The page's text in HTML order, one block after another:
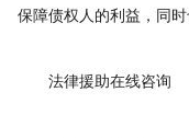
保障债权人的利益，同
法律援助在线咨询